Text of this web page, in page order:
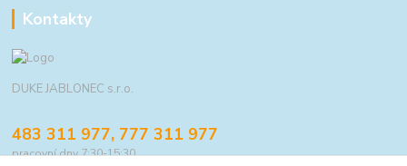
Kontakty
DUKE JABLONEC s.r.o.
483 311 977, 777 311 977
pracovní dny 7:30-15:30